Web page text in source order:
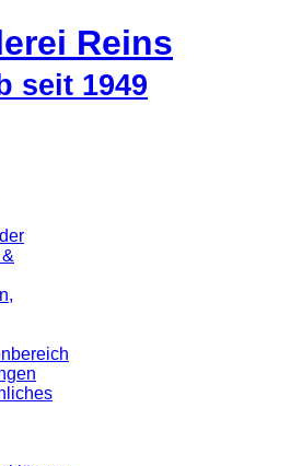
Reins
seit 1949